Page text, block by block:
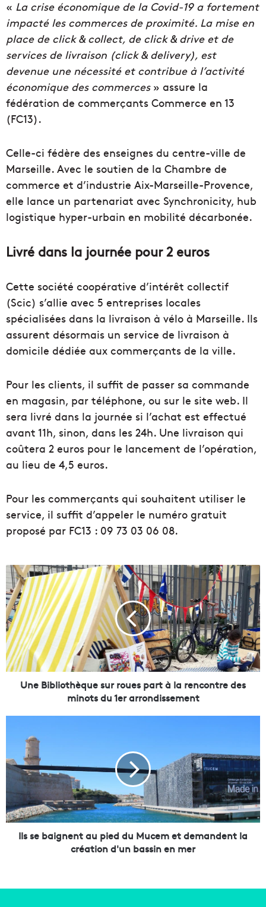
« La crise économique de la Covid-19 a fortement
impacté les commerces de proximité. La mise en
place de click & collect, de click & drive et de
services de livraison (click & delivery), est
devenue une nécessité et contribue à l’activité
économique des commerces» assure la
fédération de commerçants Commerce en 13
(FC13).
Celle-ci fédère des enseignes du centre-ville de
Marseille. Avec le soutien de la Chambre de
commerce et d’industrie Aix-Marseille-Provence,
elle lance un partenariat avec Synchronicity, hub
logistique hyper-urbain en mobilité décarbonée.
Livré dans la journée pour 2 euros
Cette société coopérative d’intérêt collectif
(Scic) s’allie avec 5 entreprises locales
spécialisées dans la livraison à vélo à Marseille. Ils
assurent désormais un service de livraison à
domicile dédiée aux commerçants de la ville.
Pour les clients, il suffit de passer sa commande
en magasin, par téléphone, ou sur le site web. Il
sera livré dans la journée si l’achat est effectué
avant 11h, sinon, dans les 24h. Une livraison qui
coûtera 2 euros pour le lancement de l’opération,
au lieu de 4,5 euros.
Pour les commerçants qui souhaitent utiliser le
service, il suffit d’appeler le numéro gratuit
proposé par FC13 : 09 73 03 06 08.
U
n
e
B
i
b
l
i
o
s
u
r
o
u
Une Bibliothèque sur roues part à la rencontre des
minots du 1er arrondissement
s
e
a
i
g
Ils se baignent au pied du Mucem et demandent la
création d'un bassin en mer